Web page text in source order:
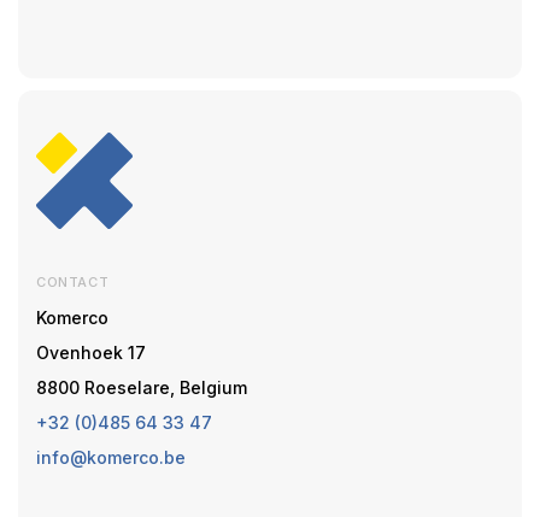
CONTACT
Komerco
Ovenhoek 17
8800 Roeselare, Belgium
+32 (0)485 64 33 47
info@komerco.be